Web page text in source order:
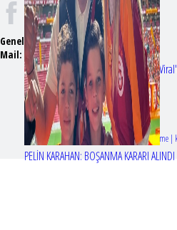
Erol Köse'nin mektupları ilk kez Nur
PELİN KARAHAN: BOŞANMA KARARI ALINDI
Genel Yayın Yönetmeni:Seyhan Erdağ
Mail:
emizmagazin@gmail.com
Tasarım & Geliştirme